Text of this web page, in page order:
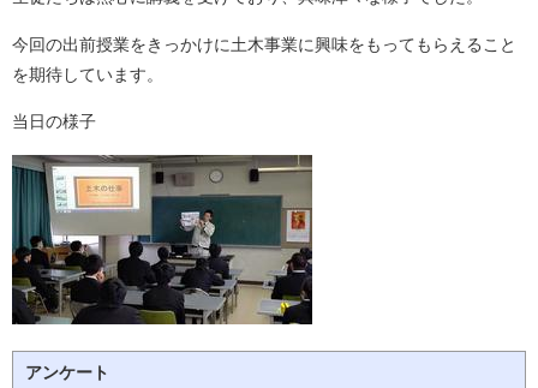
今回の出前授業をきっかけに土木事業に興味をもってもらえること
を期待しています。
当日の様子
アンケート